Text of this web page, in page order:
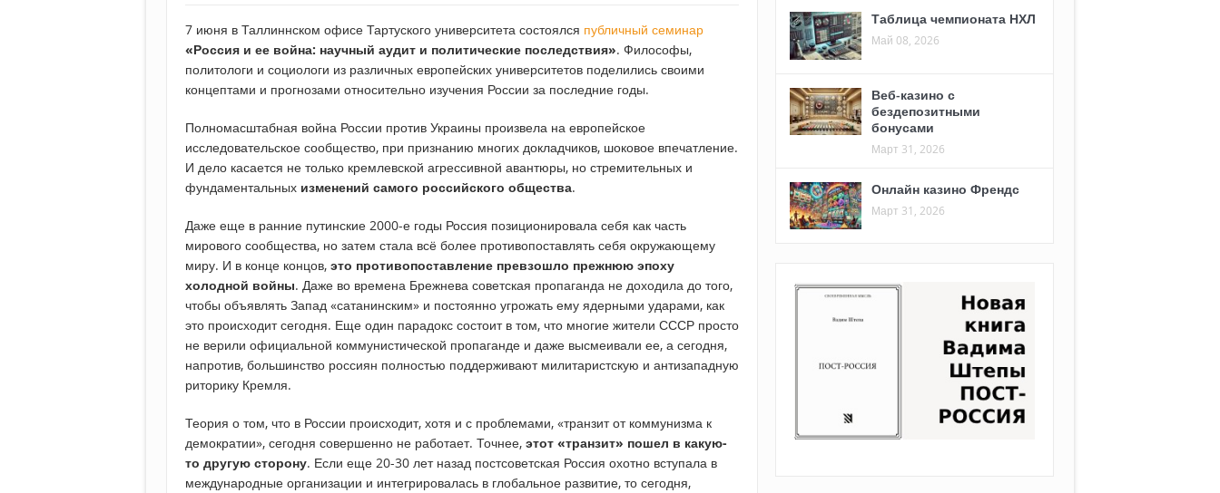
7 июня в Таллиннском офисе Тартуского университета состоялся публичный семинар
«Россия и ее война: научный аудит и политические последствия». Философы,
политологи и социологи из различных европейских университетов поделились своими
концептами и прогнозами относительно изучения России за последние годы.
Полномасштабная война России против Украины произвела на европейское
исследовательское сообщество, при признанию многих докладчиков, шоковое впечатление.
И дело касается не только кремлевской агрессивной авантюры, но стремительных и
фундаментальных изменений самого российского общества.
Даже еще в ранние путинские 2000-е годы Россия позиционировала себя как часть
мирового сообщества, но затем стала всё более противопоставлять себя окружающему
миру. И в конце концов, это противопоставление превзошло прежнюю эпоху
холодной войны. Даже во времена Брежнева советская пропаганда не доходила до того,
чтобы объявлять Запад «сатанинским» и постоянно угрожать ему ядерными ударами, как
это происходит сегодня. Еще один парадокс состоит в том, что многие жители СССР просто
не верили официальной коммунистической пропаганде и даже высмеивали ее, а сегодня,
напротив, большинство россиян полностью поддерживают милитаристскую и антизападную
риторику Кремля.
Теория о том, что в России происходит, хотя и с проблемами, «транзит от коммунизма к
демократии», сегодня совершенно не работает. Точнее, этот «транзит» пошел в какую-
то другую сторону. Если еще 20-30 лет назад постсоветская Россия охотно вступала в
международные организации и интегрировалась в глобальное развитие, то сегодня,
Таблица чемпионата НХЛ
Май 08, 2026
Веб-казино с
бездепозитными
бонусами
Март 31, 2026
Онлайн казино Френдс
Март 31, 2026